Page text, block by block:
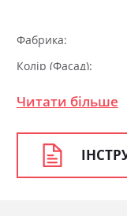
Фабрика:
Колір (Фасад):
Стиль
Матеріал
Читати більше